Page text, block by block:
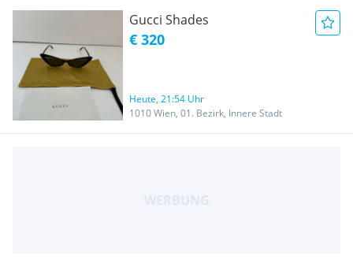
Gucci Shades
€ 320
Heute, 21:54 Uhr
1010 Wien, 01. Bezirk, Innere Stadt